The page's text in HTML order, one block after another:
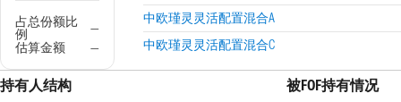
占总份额比
例
—
估算金额
—
中欧瑾灵灵活配置混合A
中欧瑾灵灵活配置混合C
持有人结构 被FOF持有情况